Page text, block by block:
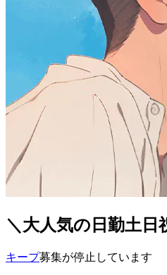
＼大人気の日勤土
キープ募集が停止しています